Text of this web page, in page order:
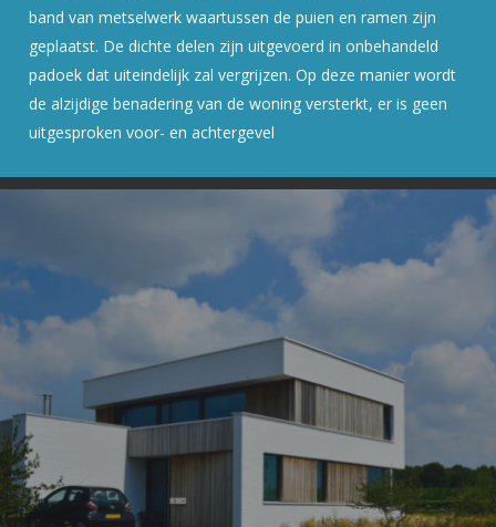
band van metselwerk waartussen de puien en ramen zijn
geplaatst. De dichte delen zijn uitgevoerd in onbehandeld
padoek dat uiteindelijk zal vergrijzen. Op deze manier wordt
de alzijdige benadering van de woning versterkt, er is geen
uitgesproken voor- en achtergevel